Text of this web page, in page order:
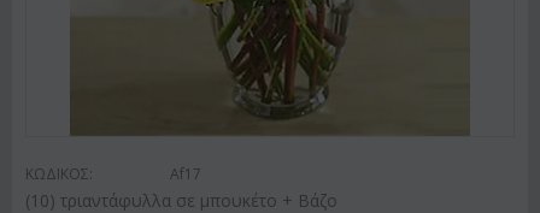
ΚΩΔΙΚΟΣ: Af17
(10) τριαντάφυλλα σε μπουκέτο + Βάζο